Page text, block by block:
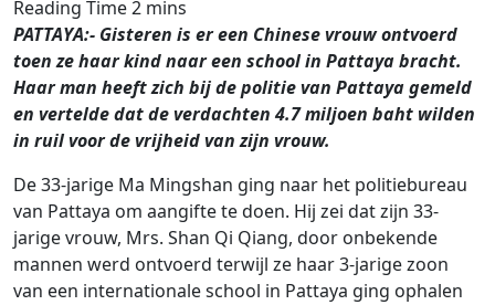
PATTAYA:- Gisteren is er een Chinese vrouw ontvoerd
toen ze haar kind naar een school in Pattaya bracht.
Haar man heeft zich bij de politie van Pattaya gemeld
en vertelde dat de verdachten 4.7 miljoen baht wilden
in ruil voor de vrijheid van zijn vrouw.
De 33-jarige Ma Mingshan ging naar het politiebureau
van Pattaya om aangifte te doen. Hij zei dat zijn 33-
jarige vrouw, Mrs. Shan Qi Qiang, door onbekende
mannen werd ontvoerd terwijl ze haar 3-jarige zoon
van een internationale school in Pattaya ging ophalen